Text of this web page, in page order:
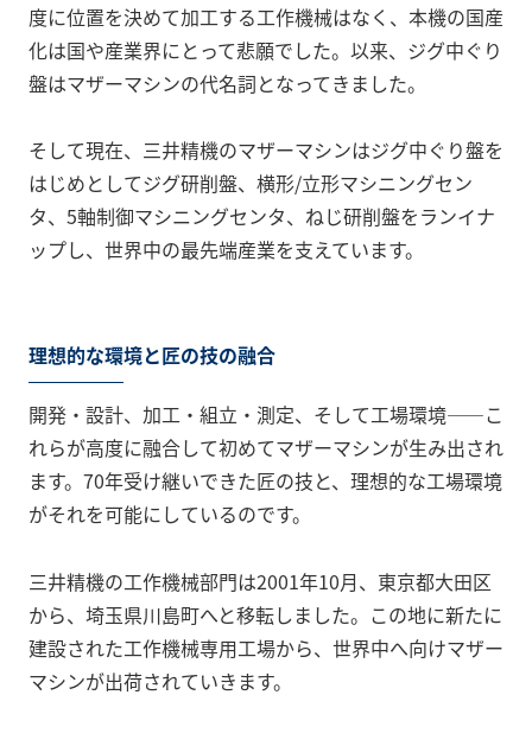
度に位置を決めて加工する工作機械はなく、本機の国産
化は国や産業界にとって悲願でした。以来、ジグ中ぐり
盤はマザーマシンの代名詞となってきました。
そして現在、三井精機のマザーマシンはジグ中ぐり盤を
はじめとしてジグ研削盤、横形/立形マシニングセン
タ、5軸制御マシニングセンタ、ねじ研削盤をランイナ
ップし、世界中の最先端産業を支えています。
理想的な環境と匠の技の融合
開発・設計、加工・組立・測定、そして工場環境――こ
れらが高度に融合して初めてマザーマシンが生み出され
ます。70年受け継いできた匠の技と、理想的な工場環境
がそれを可能にしているのです。
三井精機の工作機械部門は2001年10月、東京都大田区
から、埼玉県川島町へと移転しました。この地に新たに
建設された工作機械専用工場から、世界中へ向けマザー
マシンが出荷されていきます。